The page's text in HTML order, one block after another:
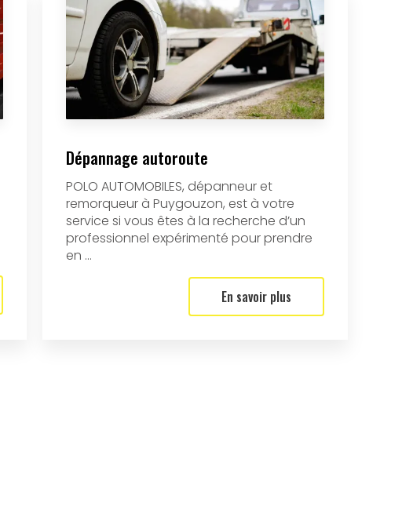
Dépannage autoroute
POLO AUTOMOBILES, dépanneur et
remorqueur à Puygouzon, est à votre
service si vous êtes à la recherche d’un
professionnel expérimenté pour prendre
en ...
En savoir plus